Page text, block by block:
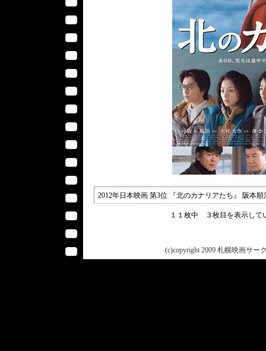
2012年日本映画 第3位 『北のカナリアたち』 阪本
１１枚中 ３枚目を表示し
(c)copyright 2009 札幌映画サー